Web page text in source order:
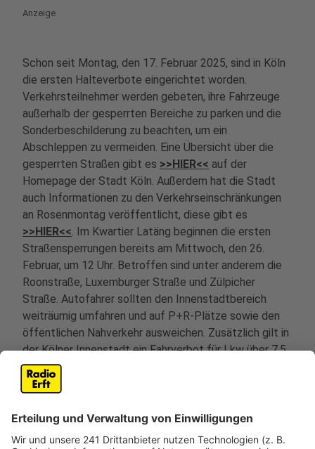
Anzeige
Schon seit Montag, den 17. Februar 2025, sind in Köln
die ersten Halteverbote eingerichtet worden.
Verkehrsteilnehmer werden gebeten, ihre Fahrzeuge
außerhalb der gesperrten Bereiche zu parken und die
Sonderbeschilderung zu beachten, um ein
Abschleppen zu vermeiden. Eine Übersicht über die
gesperrten Straßen gibt es >>HIER<< auf der
Homepage der Stadt Köln. Außerdem hat die Stadt
auch Informationen zu den Verkehrseinschränkungen
an Rosenmontag veröffentlicht, diese gibt es
>>HIER<<. Im Kwartier Latäng beginnen die ersten
Straßensperrungen bereits am Mittwoch, den 26.
Februar, um 12 Uhr. Betroffen sind unter anderem die
Roonstraße, Luxemburger Straße und Zülpicher
Straße. Autofahrer sollten den Innenstadtbereich
weiträumig umfahren und auf P+R-Plätze sowie den
öffentlichen Nahverkehr ausweichen. Zusätzlich gilt in
der Kölner Innenstadt ein Fahrverbot für Lkw über 7,5
Tonnen. Weitere Informationen zu
Ausnahmegenehmigungen sind auf der Website der